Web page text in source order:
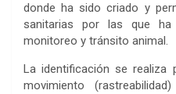
donde ha sido criado y
sanitarias por las que ha
monitoreo y tránsito animal.
La identificación se realiza
movimiento